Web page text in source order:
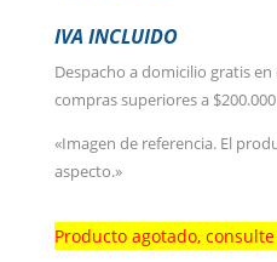
IVA INCLUIDO
Despacho a domicilio gratis
compras superiores a $200.000
«Imagen de referencia. El
aspecto.»
Producto agotado,